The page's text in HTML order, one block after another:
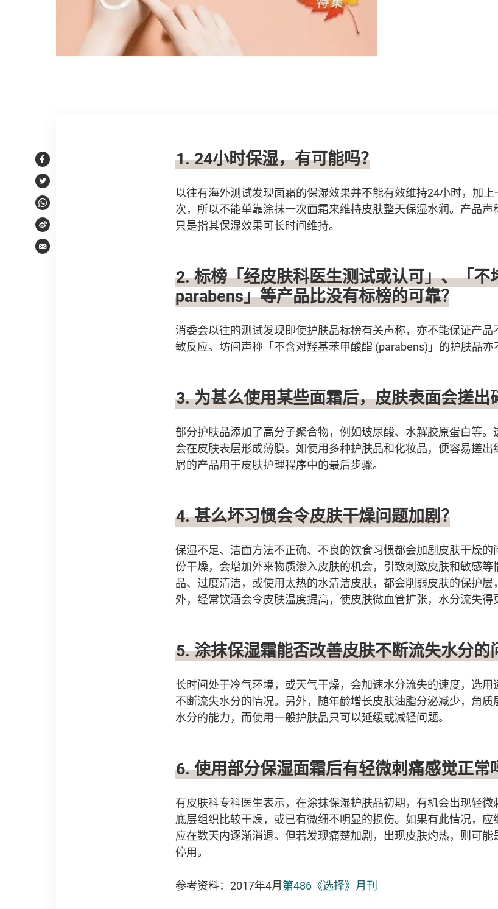
Facebook
Twitter
WhatsApp
Weibo
Email
1. 24小时保湿，有可能吗？
以往有海外测试发现面霜的保湿效果并不能有效维持24小时，加
次，所以不能单靠涂抹一次面霜来维持皮肤整天保湿水润。产品
只是指其保湿效果可长时间维持。
2. 标榜「经皮肤科医生测试或认可」、「不
parabens」等产品比没有标榜的可靠？
消委会以往的测试发现即使护肤品标榜有关声称，亦不能保证产
敏反应。坊间声称「不含对羟基苯甲酸酯 (parabens)」的护肤品亦
3. 为甚么使用某些面霜后，皮肤表面会搓出
部分护肤品添加了高分子聚合物，例如玻尿酸、水解胶原蛋白等
会在皮肤表层形成薄膜。如使用多种护肤品和化妆品，便容易搓
屑的产品用于皮肤护理程序中的最后步骤。
4. 甚么坏习惯会令皮肤干燥问题加剧？
保湿不足、洁面方法不正确、不良的饮食习惯都会加剧皮肤干燥
份干燥，会增加外来物质渗入皮肤的机会，引致刺激皮肤和敏感
品、过度清洁，或使用太热的水清洁皮肤，都会削弱皮肤的保护
外，经常饮酒会令皮肤温度提高，使皮肤微血管扩张，水分流失得
5. 涂抹保湿霜能否改善皮肤不断流失水分的
长时间处于冷气环境，或天气干燥，会加速水分流失的速度，选
不断流失水分的情况。另外，随年龄增长皮肤油脂分泌减少，角
水分的能力，而使用一般护肤品只可以延缓或减轻问题。
6. 使用部分保湿面霜后有轻微刺痛感觉正常
有皮肤科专科医生表示，在涂抹保湿护肤品初期，有机会出现轻
底层组织比较干燥，或已有微细不明显的损伤。如果有此情况，
应在数天内逐渐消退。但若发现痛楚加剧，出现皮肤灼热，则可
停用。
参考资料：2017年4月第486《选择》月刊